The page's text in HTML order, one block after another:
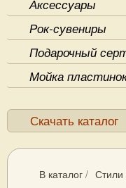
Аксессуары
Рок-сувениры
Подарочный
Мойка
Скачать каталог
В каталог / Стили